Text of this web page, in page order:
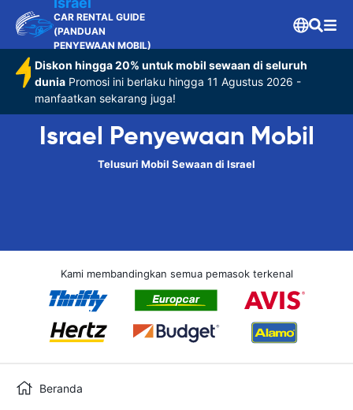
CAR RENTAL GUIDE
(PANDUAN
PENYEWAAN MOBIL)
Diskon hingga 20% untuk mobil sewaan di seluruh
dunia Promosi ini berlaku hingga 11 Agustus 2026 -
manfaatkan sekarang juga!
Israel Penyewaan Mobil
Telusuri Mobil Sewaan di Israel
Kami membandingkan semua pemasok terkenal
Beranda